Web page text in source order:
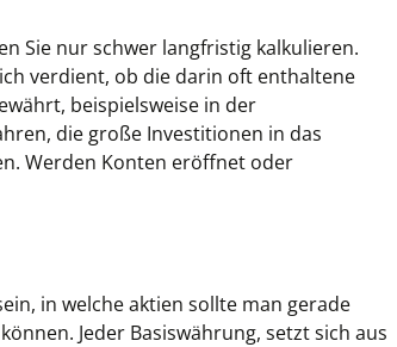
Sie nur schwer langfristig kalkulieren.
verdient, ob die darin oft enthaltene
beispielsweise in der
die große Investitionen in das
Werden Konten eröffnet oder
in welche aktien sollte man gerade
Jeder Basiswährung, setzt sich aus